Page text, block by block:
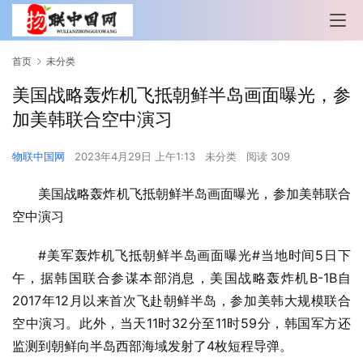
首页 未分类
美国战略轰炸机飞抵朝鲜半岛画面曝光，参
加美韩联合空中演习
物联中国网 2023年4月29日 上午1:13 未分类 阅读 309
美国战略轰炸机飞抵朝鲜半岛画面曝光，参加美韩联合
空中演习
#美军轰炸机飞抵朝鲜半岛画面曝光#当地时间5日下
午，据韩国联合参谋本部消息，美国战略轰炸机B-1B自
2017年12月以来首次飞赴朝鲜半岛，参加美韩大规模联合
空中演习。此外，当天11时32分至11时59分，韩国军方还
监测到朝鲜向半岛西部海域发射了4枚短程导弹。